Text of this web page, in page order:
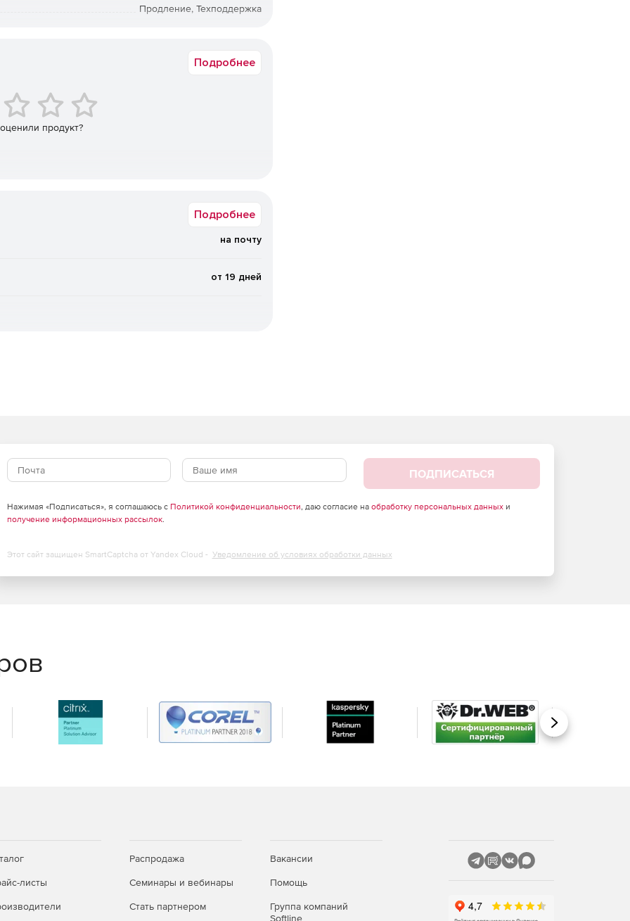
и трансформируемых инфраструктур, в том числе в
Поддерживаются локальные диски (в том числе
репликация и распределение копий между
резервных копий и хранилищ.
стоимости владения.
Дедупликация и сжатие
на наиболее производительные хосты
носитель.
ИБ.
журнал событий и действий, сбор диагностических
событий в SIEM‑системы через Syslog/CEF,
агентов, автономная работа агентов без связи с
CLI.
снимков; для Windows — автоматическое
Продление, Техподдержка
Академическая
Подробнее
продукт?
Подробнее
на почту
от 19 дней
ПОДПИСАТЬСЯ
Нажимая «Подписаться», я соглашаюсь с Политикой конфиденциальности, даю согласие на обработку персональных данныхи
получение информационных рассылок.
Этот сайт защищен SmartCaptcha от Yandex Cloud - Уведомление об условиях обработки данных
Вперед
листы
Распродажа
Семинары и вебинары
Стать партнером
Вакансии
Помощь
Группа компаний
Softline